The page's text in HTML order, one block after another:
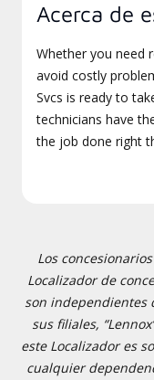
Acerca de
Whether you need
avoid costly
Svcs is ready to
technicians have
the job done right
Los
Localizador de
son independientes
sus filiales,
este Localizador es
cualquier